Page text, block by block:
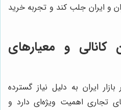
و ایران جلب کند و تجربه خرید
و معیارهای
ایران به دلیل نیاز گسترده
تجاری اهمیت ویژه‌ای دارد و